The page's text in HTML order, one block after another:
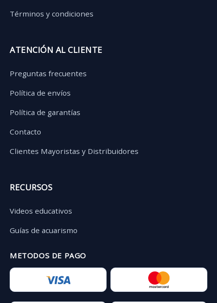
Términos y condiciones
ATENCIÓN AL CLIENTE
Preguntas frecuentes
Política de envíos
Política de garantías
Contacto
Clientes Mayoristas y Distribuidores
RECURSOS
Videos educativos
Guías de acuarismo
METODOS DE PAGO